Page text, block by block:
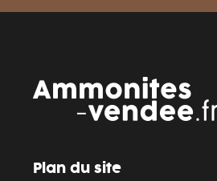
Plan du site